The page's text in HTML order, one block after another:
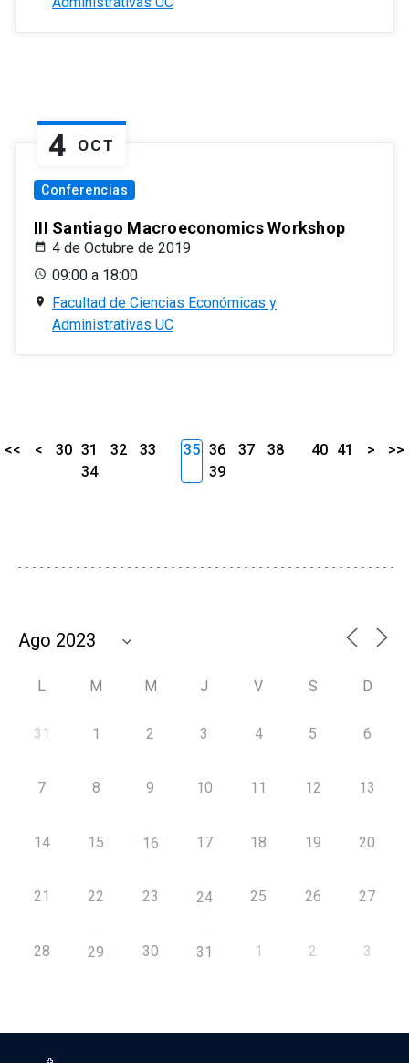
4 OCT
Conferencias
III Santiago Macroeconomics Workshop
4 de Octubre de 2019
09:00 a 18:00
Facultad de Ciencias Económicas y
Administrativas UC
<< < 30 31 32
33
34
35 36 37
38
39
40 41 > >>
L M M J V S D
31 1 2 3 4 5 6
7 8 9 10 11 12 13
14 15 16 17 18 19 20
21 22 23 24 25 26 27
28 29 30 31 1 2 3